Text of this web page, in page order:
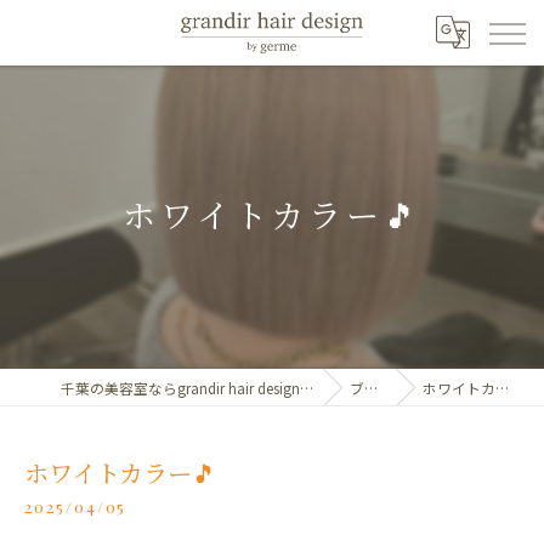
ホワイトカラー🎵
千葉の美容室ならgrandir hair design by germe ブログ ホワイトカラー🎵
ホワイトカラー🎵
2025/04/05